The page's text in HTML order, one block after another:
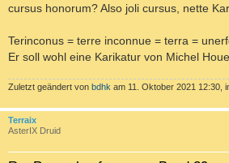
cursus honorum? Also joli cursus, nette
Terinconus = terre inconnue = terra =
Er soll wohl eine Karikatur von Michel
Zuletzt geändert von bdhk am 11. Oktober 2021 12:30,
Terraix
AsterIX Druid